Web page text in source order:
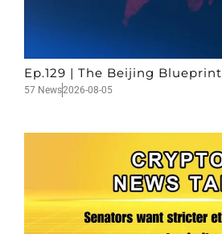
Ep.129 | The Beijing Blueprint
57 News2026-08-05